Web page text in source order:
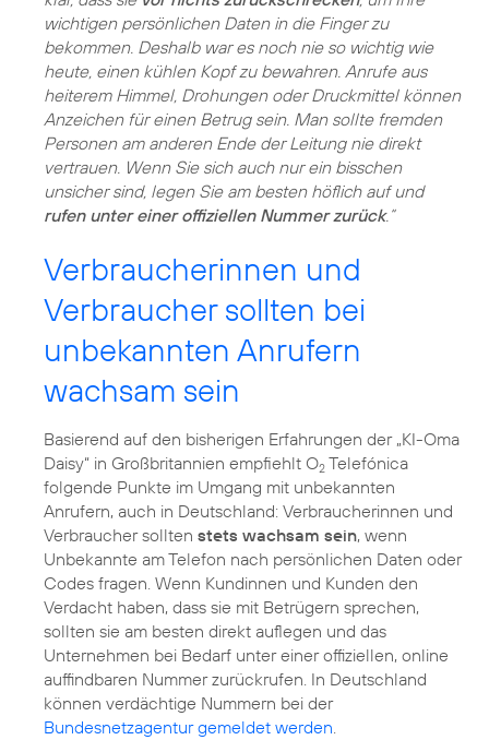
wichtigen persönlichen Daten in die Finger zu
bekommen. Deshalb war es noch nie so wichtig wie
heute, einen kühlen Kopf zu bewahren. Anrufe aus
heiterem Himmel, Drohungen oder Druckmittel können
Anzeichen für einen Betrug sein. Man sollte fremden
Personen am anderen Ende der Leitung nie direkt
vertrauen. Wenn Sie sich auch nur ein bisschen
unsicher sind, legen Sie am besten höflich auf und
rufen unter einer offiziellen Nummer zurück.“
Verbraucherinnen und
Verbraucher sollten bei
unbekannten Anrufern
wachsam sein
Basierend auf den bisherigen Erfahrungen der „KI-Oma
Daisy“ in Großbritannien empfiehlt O2 Telefónica
folgende Punkte im Umgang mit unbekannten
Anrufern, auch in Deutschland: Verbraucherinnen und
Verbraucher sollten stets wachsam sein, wenn
Unbekannte am Telefon nach persönlichen Daten oder
Codes fragen. Wenn Kundinnen und Kunden den
Verdacht haben, dass sie mit Betrügern sprechen,
sollten sie am besten direkt auflegen und das
Unternehmen bei Bedarf unter einer offiziellen, online
auffindbaren Nummer zurückrufen. In Deutschland
können verdächtige Nummern bei der
Bundesnetzagentur gemeldet werden.